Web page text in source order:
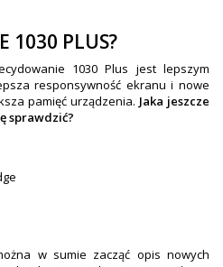
1030 PLUS?
1030 Plus jest lepszym
responsywność ekranu i nowe
pamięć urządzenia. Jaka jeszcze
sprawdzić?
w sumie zacząć opis nowych